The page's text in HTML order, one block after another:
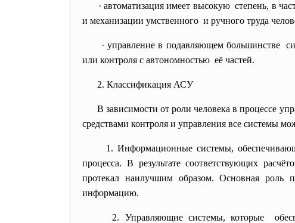
· автоматизация имеет высокую степень, в
и механизации умственного и ручного труда
· управление в подавляющем большинстве
или контроля с автономностью её частей.
2. Классификация АСУ
В зависимости от роли человека в процессе
средствами контроля и управления все системы
1. Информационные системы,
процесса. В результате соответствующих
протекал наилучшим образом. Основная роль
информацию.
2. Управляющие системы, которые